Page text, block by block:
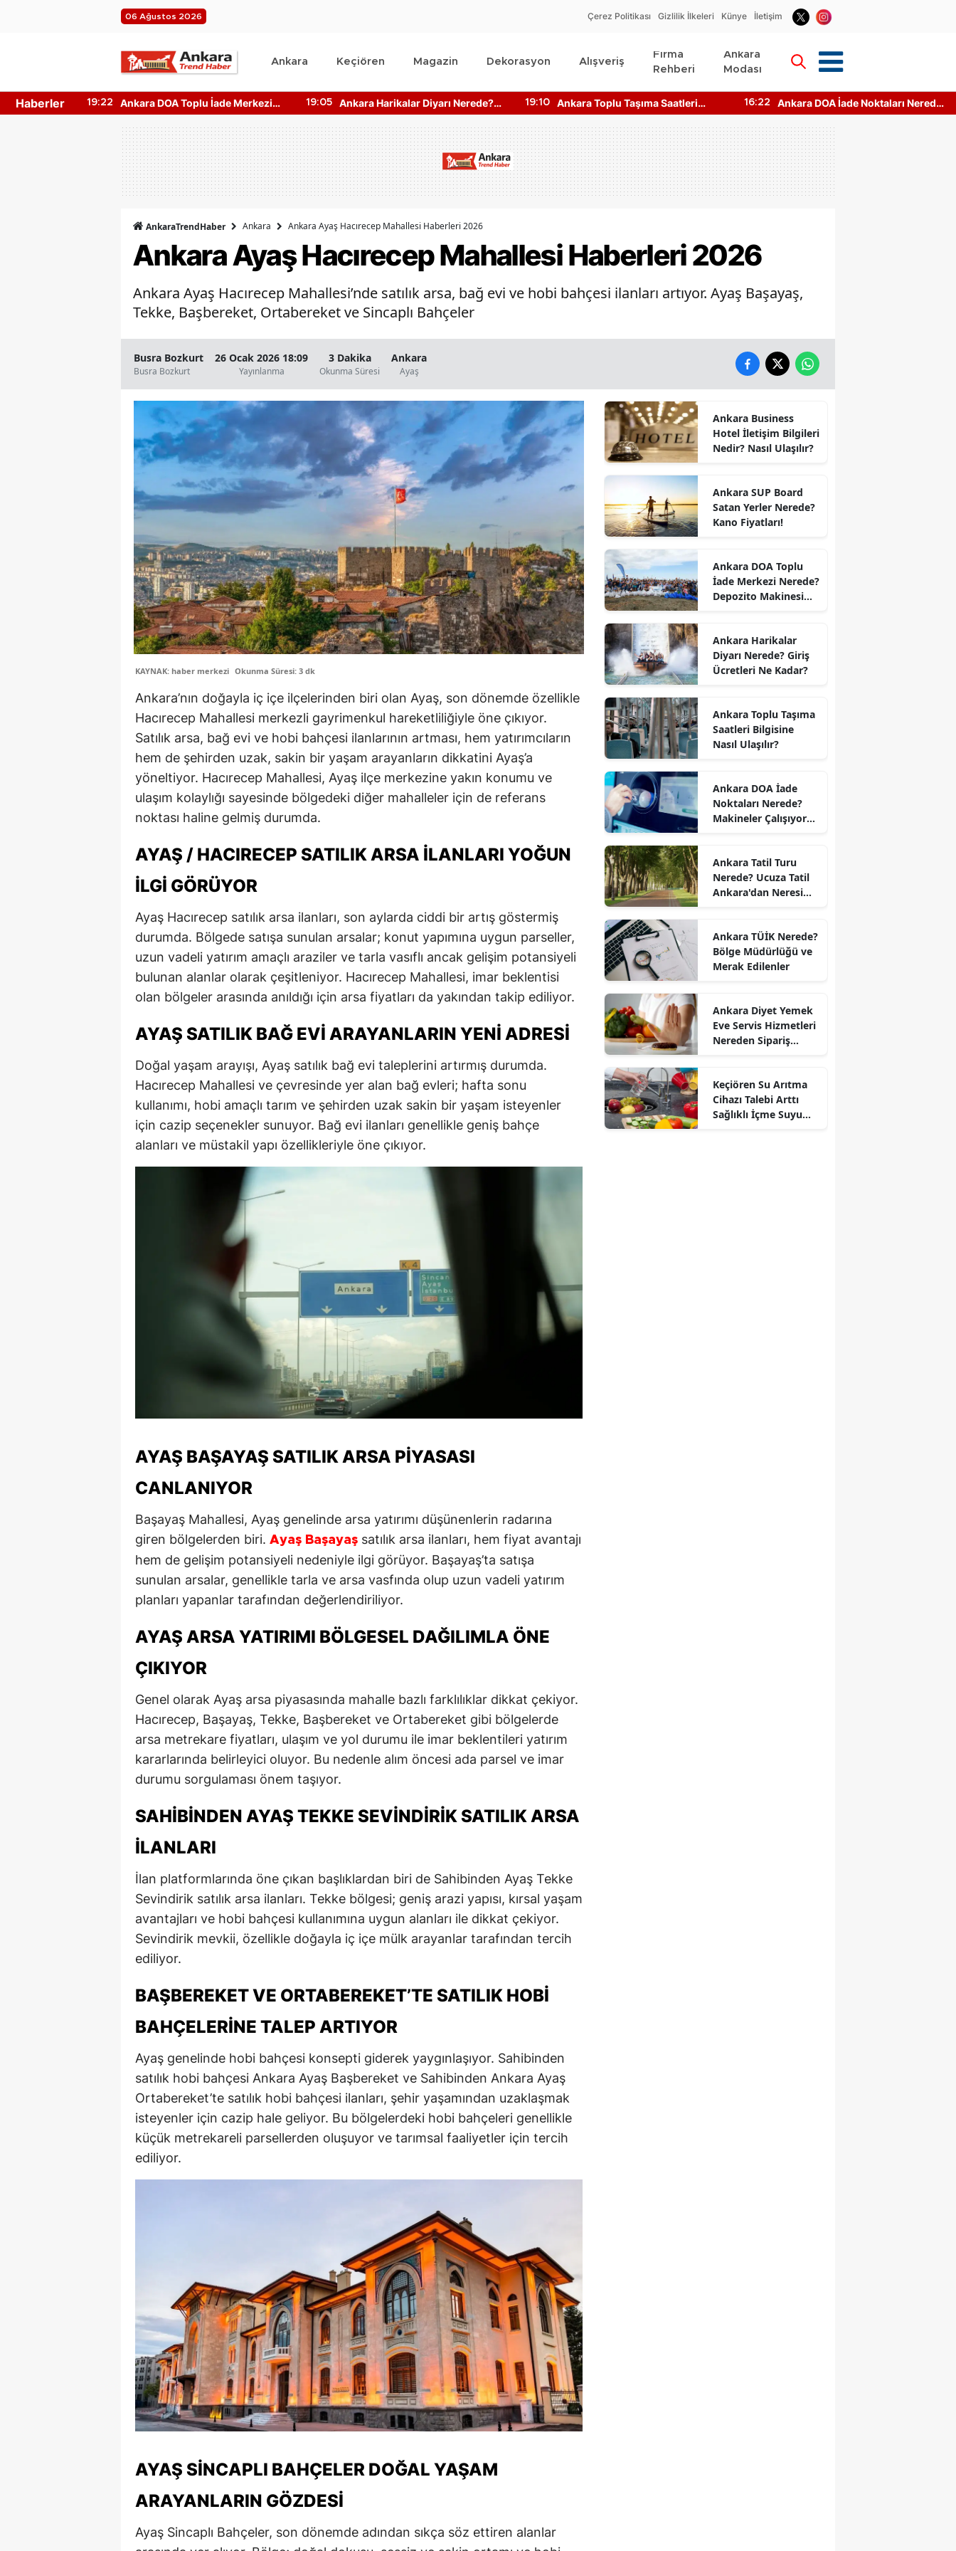
06 Ağustos 2026 Çerez Politikası Gizlilik İlkeleri Künye İletişim
Ankara Keçiören Magazin Dekorasyon Alışveriş
Firma
Rehberi
Ankara
Modası
Haberler
İade Merkezi
Makinesi
19:05
Ankara Harikalar Diyarı Nerede?
Giriş Ücretleri Ne Kadar?
19:10
Ankara Toplu Taşıma Saatleri
Bilgisine Nasıl Ulaşılır?
16:22
Ankara DOA İade Noktaları Nerede?
Makineler Çalışıyor mu?
21:36
Ankara Tatil Turu Nerede? Ucuza
Tatil Ankara'dan Neresi Var?
AnkaraTrendHaber Ankara Ankara Ayaş Hacırecep Mahallesi Haberleri 2026
Ankara Ayaş Hacırecep Mahallesi Haberleri 2026
Ankara Ayaş Hacırecep Mahallesi’nde satılık arsa, bağ evi ve hobi bahçesi ilanları artıyor. Ayaş Başayaş,
Tekke, Başbereket, Ortabe­reket ve Sincaplı Bahçeler
Busra Bozkurt
Busra Bozkurt
26 Ocak 2026 18:09
Yayınlanma
3 Dakika
Okunma Süresi
Ankara
Ayaş
KAYNAK: haber merkezi Okunma Süresi: 3 dk
Ankara’nın doğayla iç içe ilçelerinden biri olan Ayaş, son dönemde özellikle
Hacırecep Mahallesi merkezli gayrimenkul hareketliliğiyle öne çıkıyor.
Satılık arsa, bağ evi ve hobi bahçesi ilanlarının artması, hem yatırımcıların
hem de şehirden uzak, sakin bir yaşam arayanların dikkatini Ayaş’a
yöneltiyor. Hacırecep Mahallesi, Ayaş ilçe merkezine yakın konumu ve
ulaşım kolaylığı sayesinde bölgedeki diğer mahalleler için de referans
noktası haline gelmiş durumda.
AYAŞ / HACIRECEP SATILIK ARSA İLANLARI YOĞUN
İLGI GÖRÜYOR
Ayaş Hacırecep satılık arsa ilanları, son aylarda ciddi bir artış göstermiş
durumda. Bölgede satışa sunulan arsalar; konut yapımına uygun parseller,
uzun vadeli yatırım amaçlı araziler ve tarla vasıflı ancak gelişim potansiyeli
bulunan alanlar olarak çeşitleniyor. Hacırecep Mahallesi, imar beklentisi
olan bölgeler arasında anıldığı için arsa fiyatları da yakından takip ediliyor.
AYAŞ SATILIK BAĞ EVI ARAYANLARIN YENI ADRESI
Doğal yaşam arayışı, Ayaş satılık bağ evi taleplerini artırmış durumda.
Hacırecep Mahallesi ve çevresinde yer alan bağ evleri; hafta sonu
kullanımı, hobi amaçlı tarım ve şehirden uzak sakin bir yaşam isteyenler
için cazip seçenekler sunuyor. Bağ evi ilanları genellikle geniş bahçe
alanları ve müstakil yapı özellikleriyle öne çıkıyor.
AYAŞ BAŞAYAŞ SATILIK ARSA PIYASASI
CANLANIYOR
Başayaş Mahallesi, Ayaş genelinde arsa yatırımı düşünenlerin radarına
giren bölgelerden biri. Ayaş Başayaş satılık arsa ilanları, hem fiyat avantajı
hem de gelişim potansiyeli nedeniyle ilgi görüyor. Başayaş’ta satışa
sunulan arsalar, genellikle tarla ve arsa vasfında olup uzun vadeli yatırım
planları yapanlar tarafından değerlendiriliyor.
AYAŞ ARSA YATIRIMI BÖLGESEL DAĞILIMLA ÖNE
ÇIKIYOR
Genel olarak Ayaş arsa piyasasında mahalle bazlı farklılıklar dikkat çekiyor.
Hacırecep, Başayaş, Tekke, Başbereket ve Ortabe­reket gibi bölgelerde
arsa metrekare fiyatları, ulaşım ve yol durumu ile imar beklentileri yatırım
kararlarında belirleyici oluyor. Bu nedenle alım öncesi ada parsel ve imar
durumu sorgulaması önem taşıyor.
SAHIBINDEN AYAŞ TEKKE SEVINDIR­IK SATILIK ARSA
İLANLARI
İlan platformlarında öne çıkan başlıklardan biri de Sahibinden Ayaş Tekke
Sevindir­ik satılık arsa ilanları. Tekke bölgesi; geniş arazi yapısı, kırsal yaşam
avantajları ve hobi bahçesi kullanımına uygun alanları ile dikkat çekiyor.
Sevindir­ik mevkii, özellikle doğayla iç içe mülk arayanlar tarafından tercih
ediliyor.
BAŞBEREKET VE ORTABE­REKET’TE SATILIK HOBI
BAHÇELERINE TALEP ARTIYOR
Ayaş genelinde hobi bahçesi konsepti giderek yaygınlaşıyor. Sahibinden
satılık hobi bahçesi Ankara Ayaş Başbereket ve Sahibinden Ankara Ayaş
Ortabe­reket’te satılık hobi bahçesi ilanları, şehir yaşamından uzaklaşmak
isteyenler için cazip hale geliyor. Bu bölgelerdeki hobi bahçeleri genellikle
küçük metrekareli parsellerden oluşuyor ve tarımsal faaliyetler için tercih
ediliyor.
AYAŞ SINCAPLI BAHÇELER DOĞAL YAŞAM
ARAYANLARIN GÖZDESI
Ayaş Sincaplı Bahçeler, son dönemde adından sıkça söz ettiren alanlar
Ankara Business
Hotel İletişim Bilgileri
Nedir? Nasıl Ulaşılır?
Ankara SUP Board
Satan Yerler Nerede?
Kano Fiyatları!
Ankara DOA Toplu
İade Merkezi Nerede?
Depozito Makinesi
Ankara Harikalar
Diyarı Nerede? Giriş
Ücretleri Ne Kadar?
Ankara Toplu Taşıma
Saatleri Bilgisine
Nasıl Ulaşılır?
Ankara DOA İade
Noktaları Nerede?
Makineler Çalışıyor
Ankara Tatil Turu
Nerede? Ucuza Tatil
Ankara'dan Neresi
Ankara TÜİK Nerede?
Bölge Müdürlüğü ve
Merak Edilenler
Ankara Diyet Yemek
Eve Servis Hizmetleri
Nereden Sipariş
Keçiören Su Arıtma
Cihazı Talebi Arttı
Sağlıklı İçme Suyu